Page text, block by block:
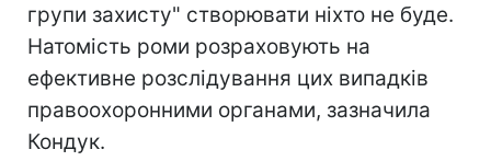
групи захисту" створювати ніхто не буде.
Натомість роми розраховують на
ефективне розслідування цих випадків
правоохоронними органами, зазначила
Кондук.